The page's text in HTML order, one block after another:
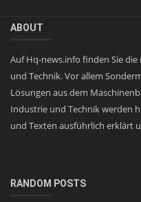
ABOUT
Auf Hq-news.info finden Sie
und Technik. Vor allem
Lösungen aus dem
Industrie und Technik werden
und Texten ausführlich erklärt
RANDOM POSTS